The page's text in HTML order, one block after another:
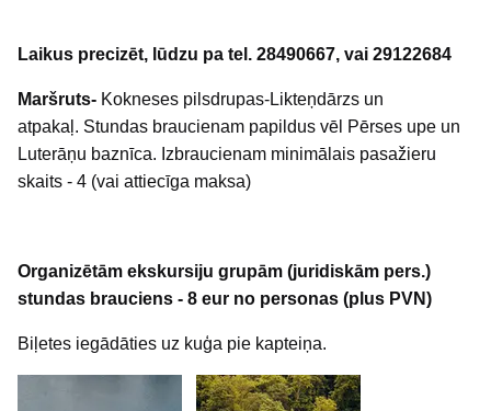
Laikus precizēt, lūdzu pa tel. 28490667, vai 29122684
Maršruts- Kokneses pilsdrupas-Likteņdārzs un
atpakaļ. Stundas braucienam papildus vēl Pērses upe un
Luterāņu baznīca. Izbraucienam minimālais pasažieru
skaits - 4 (vai attiecīga maksa)
Organizētām ekskursiju grupām (juridiskām pers.)
stundas brauciens - 8 eur no personas (plus PVN)
Biļetes iegādāties uz kuģa pie kapteiņa.